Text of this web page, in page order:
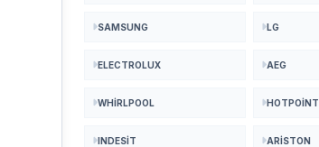
SAMSUNG LG
ELECTROLUX AEG
WHIRLPOOL HOTPOINT
INDESIT ARISTON